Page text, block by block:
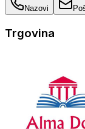
Nazovi
Trgovina